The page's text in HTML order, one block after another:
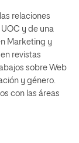
relaciones
y de una
Marketing y
revistas
sobre Web
y género.
con las áreas